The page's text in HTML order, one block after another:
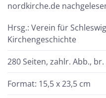
nordkirche.de
Hrsg.: Verein für
Kirchengeschichte
280 Seiten, zahlr. Abb., br.
Format: 15,5 x 23,5 cm